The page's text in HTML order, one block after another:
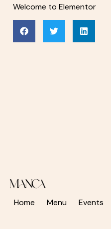
Welcome to Elementor
Home Menu Events